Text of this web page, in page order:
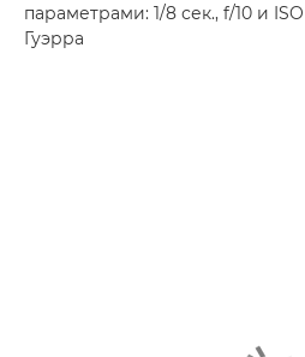
параметрами: 1/8 сек., f/10 и
Гуэрра